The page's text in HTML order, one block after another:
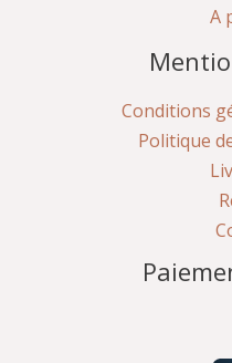
A
Conditions
Politique